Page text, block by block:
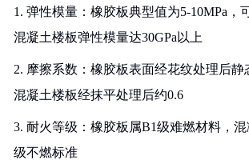
1. 弹性模量：橡胶板典型值为5-10MPa，
混凝土楼板弹性模量达30GPa以上
2. 摩擦系数：橡胶板表面经花纹处理后静
混凝土楼板经抹平处理后约0.6
3. 耐火等级：橡胶板属B1级难燃材料，
级不燃标准